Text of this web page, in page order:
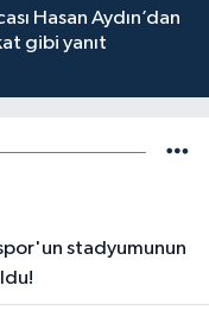
Hasan Aydın’dan
gibi yanıt